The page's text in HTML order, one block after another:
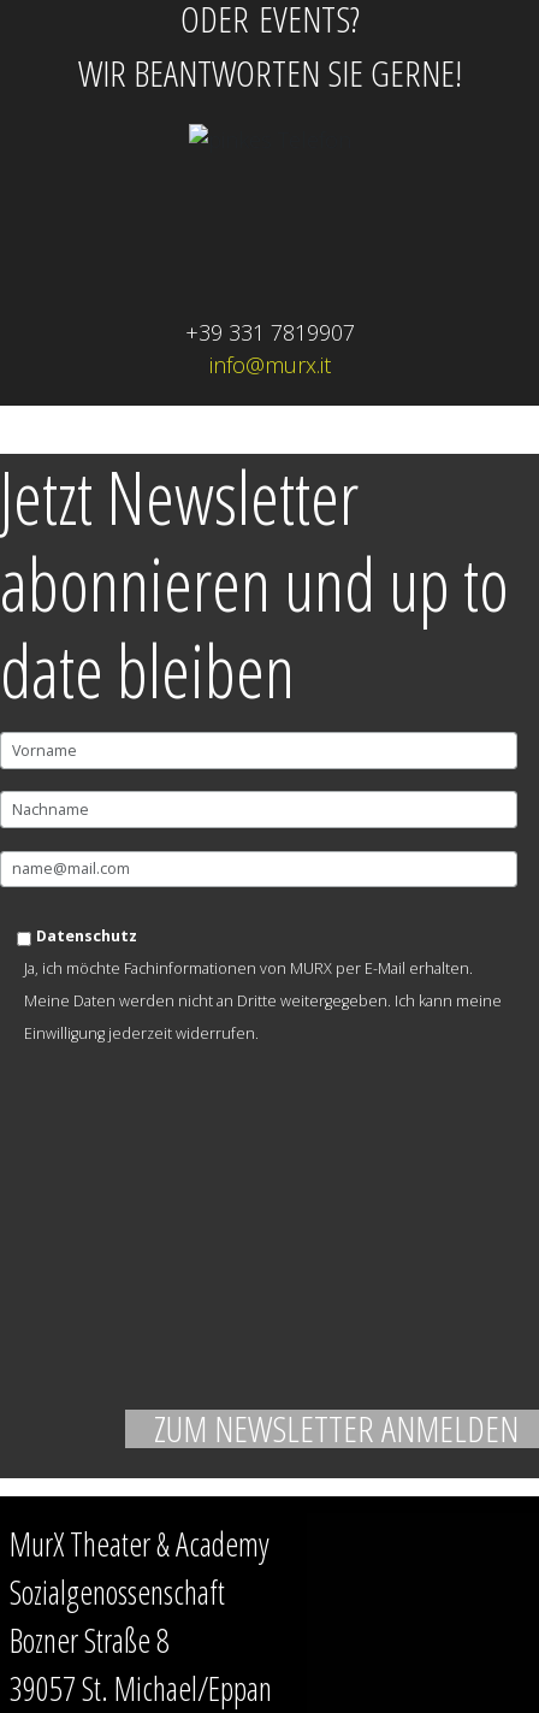
ODER EVENTS?
WIR BEANTWORTEN SIE GERNE!
+39 331 7819907
info@murx.it
Jetzt Newsletter
abonnieren und up to
date bleiben
Datenschutz
Ja, ich möchte Fachinformationen von MURX per E-Mail erhalten.
Meine Daten werden nicht an Dritte weitergegeben. Ich kann meine
Einwilligung jederzeit widerrufen.
MurX Theater & Academy
Sozialgenossenschaft
Bozner Straße 8
39057 St. Michael/Eppan